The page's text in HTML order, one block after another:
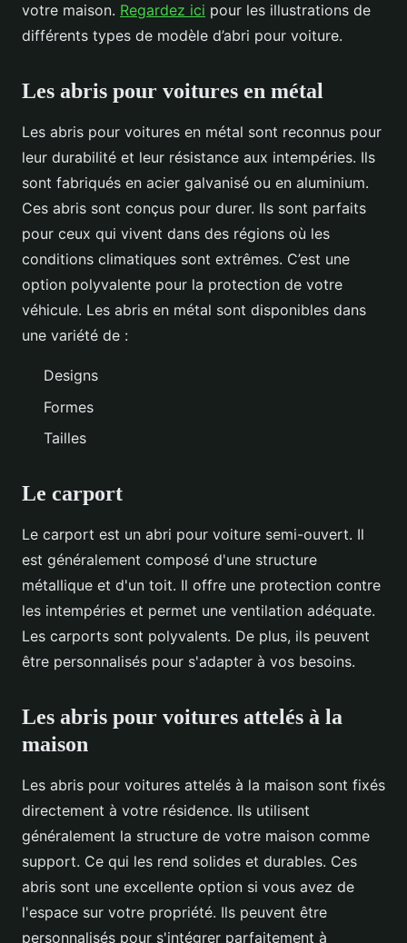
votre maison. Regardez ici pour les illustrations de
différents types de modèle d’abri pour voiture.
Les abris pour voitures en métal
Les abris pour voitures en métal sont reconnus pour
leur durabilité et leur résistance aux intempéries. Ils
sont fabriqués en acier galvanisé ou en aluminium.
Ces abris sont conçus pour durer. Ils sont parfaits
pour ceux qui vivent dans des régions où les
conditions climatiques sont extrêmes. C’est une
option polyvalente pour la protection de votre
véhicule. Les abris en métal sont disponibles dans
une variété de :
Designs
Formes
Tailles
Le carport
Le carport est un abri pour voiture semi-ouvert. Il
est généralement composé d'une structure
métallique et d'un toit. Il offre une protection contre
les intempéries et permet une ventilation adéquate.
Les carports sont polyvalents. De plus, ils peuvent
être personnalisés pour s'adapter à vos besoins.
Les abris pour voitures attelés à la
maison
Les abris pour voitures attelés à la maison sont fixés
directement à votre résidence. Ils utilisent
généralement la structure de votre maison comme
support. Ce qui les rend solides et durables. Ces
abris sont une excellente option si vous avez de
l'espace sur votre propriété. Ils peuvent être
personnalisés pour s'intégrer parfaitement à